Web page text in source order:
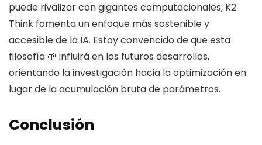
puede rivalizar con gigantes computacionales, K2
Think fomenta un enfoque más sostenible y
accesible de la IA. Estoy convencido de que esta
filosofía 🌱 influirá en los futuros desarrollos,
orientando la investigación hacia la optimización en
lugar de la acumulación bruta de parámetros.
Conclusión